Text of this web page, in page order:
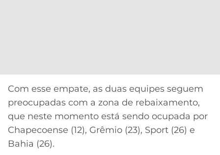
MELHORES
CASSINOS
ONLINE
INTERNACIONAL
GRÊMIO
ATLÉTICO
CAMPEÕES
LALIGA
Com esse empate, as duas equipes seguem
preocupadas com a zona de rebaixamento,
que neste momento está sendo ocupada por
Chapecoense (12), Grêmio (23), Sport (26) e
Bahia (26).